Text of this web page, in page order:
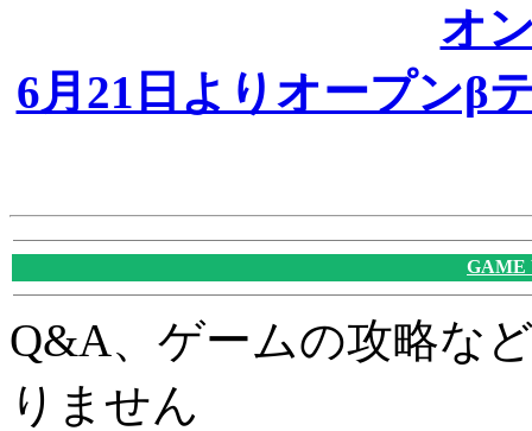
オ
6月21日よりオープンβ
GAME
Q&A、ゲームの攻略な
りません